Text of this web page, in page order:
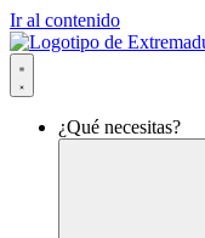
Ir al contenido
¿Qué necesitas?